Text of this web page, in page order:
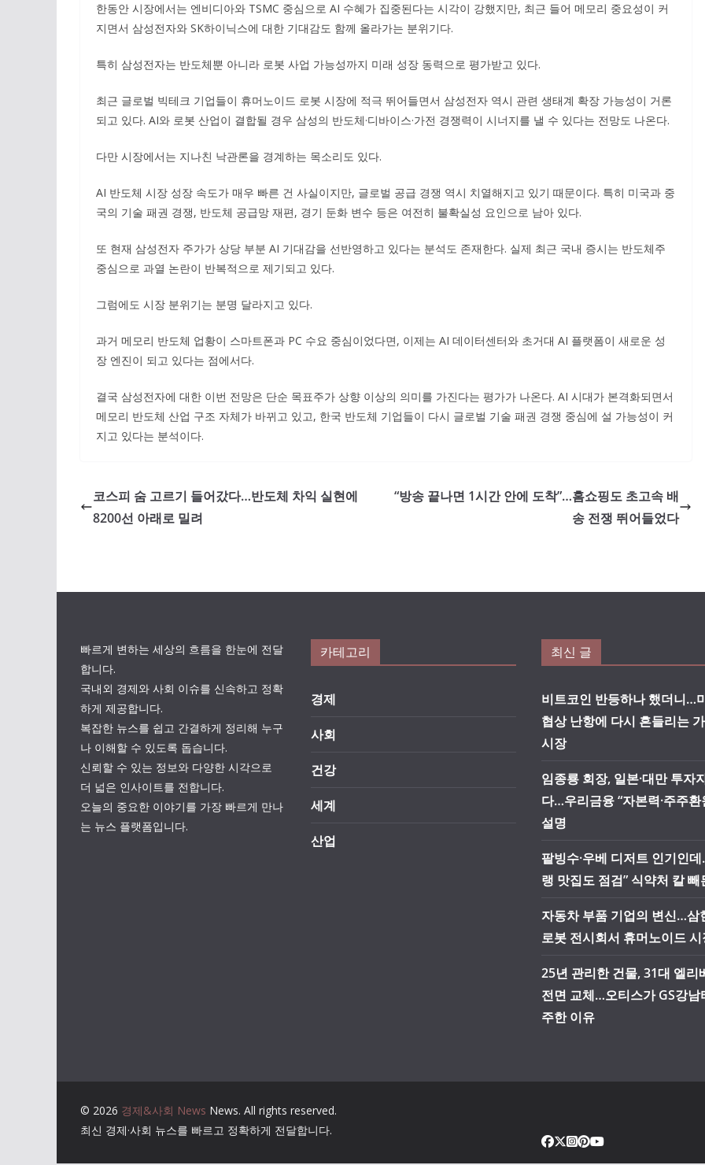
한동안 시장에서는 엔비디아와 TSMC 중심으로 AI 수혜가 집중된다는 시각이 강했지만, 최근 들어 메모리 중요성이 커
지면서 삼성전자와 SK하이닉스에 대한 기대감도 함께 올라가는 분위기다.
특히 삼성전자는 반도체뿐 아니라 로봇 사업 가능성까지 미래 성장 동력으로 평가받고 있다.
최근 글로벌 빅테크 기업들이 휴머노이드 로봇 시장에 적극 뛰어들면서 삼성전자 역시 관련 생태계 확장 가능성이 거론
되고 있다. AI와 로봇 산업이 결합될 경우 삼성의 반도체·디바이스·가전 경쟁력이 시너지를 낼 수 있다는 전망도 나온다.
다만 시장에서는 지나친 낙관론을 경계하는 목소리도 있다.
AI 반도체 시장 성장 속도가 매우 빠른 건 사실이지만, 글로벌 공급 경쟁 역시 치열해지고 있기 때문이다. 특히 미국과 중
국의 기술 패권 경쟁, 반도체 공급망 재편, 경기 둔화 변수 등은 여전히 불확실성 요인으로 남아 있다.
또 현재 삼성전자 주가가 상당 부분 AI 기대감을 선반영하고 있다는 분석도 존재한다. 실제 최근 국내 증시는 반도체주
중심으로 과열 논란이 반복적으로 제기되고 있다.
그럼에도 시장 분위기는 분명 달라지고 있다.
과거 메모리 반도체 업황이 스마트폰과 PC 수요 중심이었다면, 이제는 AI 데이터센터와 초거대 AI 플랫폼이 새로운 성
장 엔진이 되고 있다는 점에서다.
결국 삼성전자에 대한 이번 전망은 단순 목표주가 상향 이상의 의미를 가진다는 평가가 나온다. AI 시대가 본격화되면서
메모리 반도체 산업 구조 자체가 바뀌고 있고, 한국 반도체 기업들이 다시 글로벌 기술 패권 경쟁 중심에 설 가능성이 커
지고 있다는 분석이다.
코스피 숨 고르기 들어갔다…반도체 차익 실현에
8200선 아래로 밀려
“방송 끝나면 1시간 안에 도착”…홈쇼핑도 초고속 배
송 전쟁 뛰어들었다
빠르게 변하는 세상의 흐름을 한눈에 전달
합니다.
국내외 경제와 사회 이슈를 신속하고 정확
하게 제공합니다.
복잡한 뉴스를 쉽고 간결하게 정리해 누구
나 이해할 수 있도록 돕습니다.
신뢰할 수 있는 정보와 다양한 시각으로
더 넓은 인사이트를 전합니다.
오늘의 중요한 이야기를 가장 빠르게 만나
는 뉴스 플랫폼입니다.
카테고리
경제
사회
건강
세계
산업
최신 글
비트코인 반등하나 했더니…
협상 난항에 다시 흔들리는
시장
임종룡 회장, 일본·대만 투자
다…우리금융 “자본력·주주환
설명
팥빙수·우베 디저트 인기인
랭 맛집도 점검” 식약처 칼 빼
자동차 부품 기업의 변신…삼
로봇 전시회서 휴머노이드
25년 관리한 건물, 31대 엘리
전면 교체…오티스가 GS강남
주한 이유
© 2026 경제&사회 News News. All rights reserved.
최신 경제·사회 뉴스를 빠르고 정확하게 전달합니다.